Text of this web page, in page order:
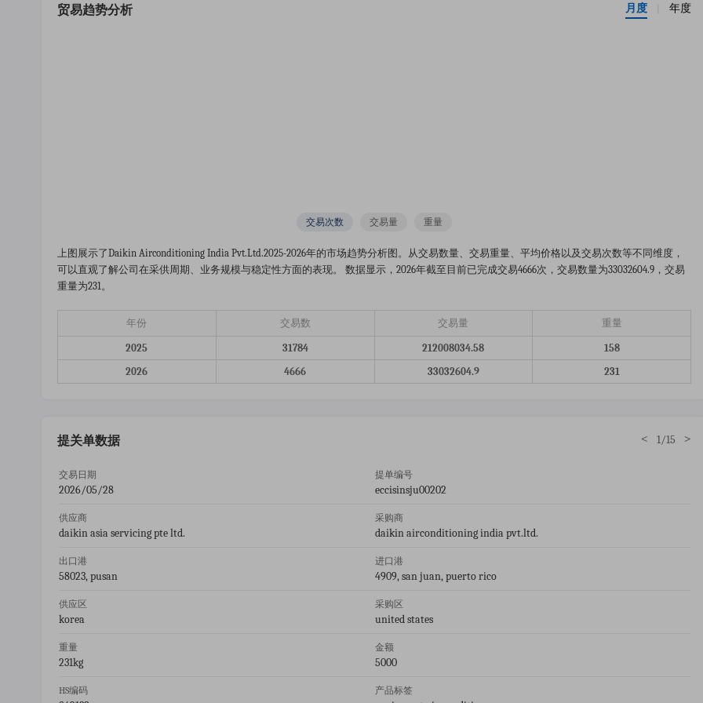
贸易趋势分析 月度 年度
交易次数 交易量 重量
上图展示了daikin Airconditioning India Pvt.ltd.2025-2026年的市场趋势分析图。从交易数量、交易重量、平均价格以及交易次数等不同维度，
可以直观了解公司在采供周期、业务规模与稳定性方面的表现。 数据显示，2026年截至目前已完成交易4666次，交易数量为33032604.9，交易
重量为231。
年份 交易数 交易量 重量
2025 31784 212008034.58
158
2026
4666 33032604.9 231
提关单数据 < 1/15 >
交易日期
2026/05/28
提单编号
eccisinsju00202
供应商
daikin asia servicing pte ltd.
采购商
daikin airconditioning india pvt.ltd.
出口港
58023, pusan
进口港
4909, san juan, puerto rico
供应区
korea
采购区
united states
重量
231kg
金额
5000
HS编码 产品标签